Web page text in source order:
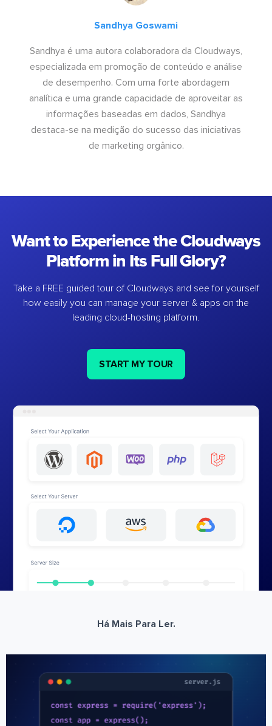
Sandhya Goswami
Sandhya é uma autora colaboradora da Cloudways,
especializada em promoção de conteúdo e análise
de desempenho. Com uma forte abordagem
analítica e uma grande capacidade de aproveitar as
informações baseadas em dados, Sandhya
destaca-se na medição do sucesso das iniciativas
de marketing orgânico.
Want to Experience the Cloudways
Platform in Its Full Glory?
Take a FREE guided tour of Cloudways and see for yourself
how easily you can manage your server & apps on the
leading cloud-hosting platform.
START MY TOUR
Há Mais Para Ler.